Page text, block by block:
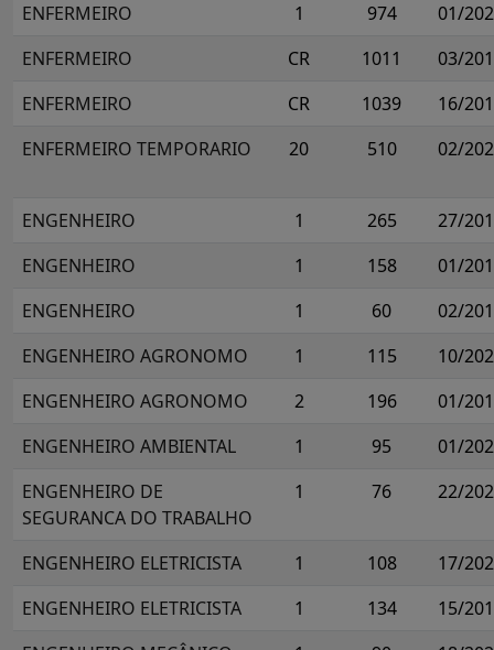
ENFERMEIRO
1 974
01/
ENFERMEIRO
CR 1011
03/
ENFERMEIRO
CR 1039
16/
ENFERMEIRO TEMPORARIO
20 510 02/
ENGENHEIRO 1 265
27/
ENGENHEIRO
1 158
01/
ENGENHEIRO
1 60
02/
ENGENHEIRO AGRONOMO
1 115
10/
ENGENHEIRO AGRONOMO
2 196
01/
ENGENHEIRO AMBIENTAL
1 95
01/
ENGENHEIRO DE
SEGURANCA DO TRABALHO
1 76 22/
ENGENHEIRO ELETRICISTA 1 108
17/
ENGENHEIRO ELETRICISTA
1 134
15/